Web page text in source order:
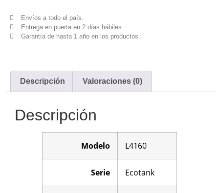
Envíos a todo el país.
Entrega en puerta en 2 días hábiles.
Garantía de hasta 1 año en los productos.
Descripción Valoraciones (0)
Descripción
Modelo L4160
Serie Ecotank